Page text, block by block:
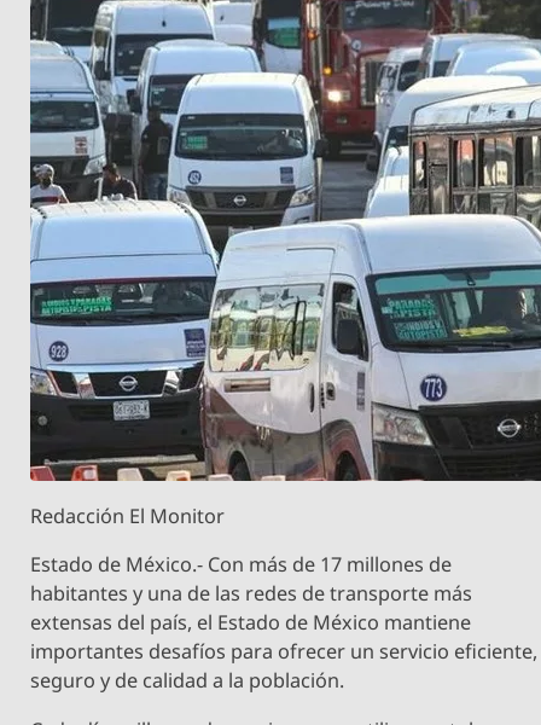
Redacción El Monitor
Estado de México.- Con más de 17 millones de
habitantes y una de las redes de transporte más
extensas del país, el Estado de México mantiene
importantes desafíos para ofrecer un servicio eficiente,
seguro y de calidad a la población.